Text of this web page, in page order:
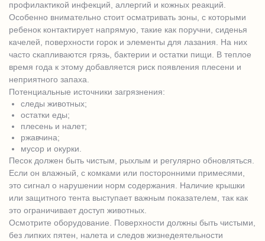
профилактикой инфекций, аллергий и кожных реакций.
Особенно внимательно стоит осматривать зоны, с которыми
ребенок контактирует напрямую, такие как поручни, сиденья
качелей, поверхности горок и элементы для лазания. На них
часто скапливаются грязь, бактерии и остатки пищи. В теплое
время года к этому добавляется риск появления плесени и
неприятного запаха.
Потенциальные источники загрязнения:
следы животных;
остатки еды;
плесень и налет;
ржавчина;
мусор и окурки.
Песок должен быть чистым, рыхлым и регулярно обновляться.
Если он влажный, с комками или посторонними примесями,
это сигнал о нарушении норм содержания. Наличие крышки
или защитного тента выступает важным показателем, так как
это ограничивает доступ животных.
Осмотрите оборудование. Поверхности должны быть чистыми,
без липких пятен, налета и следов жизнедеятельности